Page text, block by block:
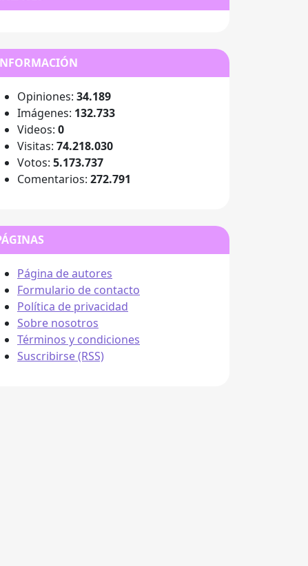
Opiniones: 34.189
Imágenes: 132.733
Videos: 0
Visitas: 74.218.030
Votos: 5.173.737
Comentarios: 272.791
Página de autores
Formulario de contacto
Política de privacidad
Sobre nosotros
Términos y condiciones
Suscribirse (RSS)